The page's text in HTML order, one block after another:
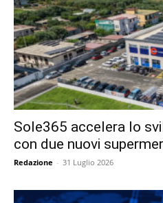
Sole365 accelera lo
con due nuovi
Redazione - 31 Luglio 2026